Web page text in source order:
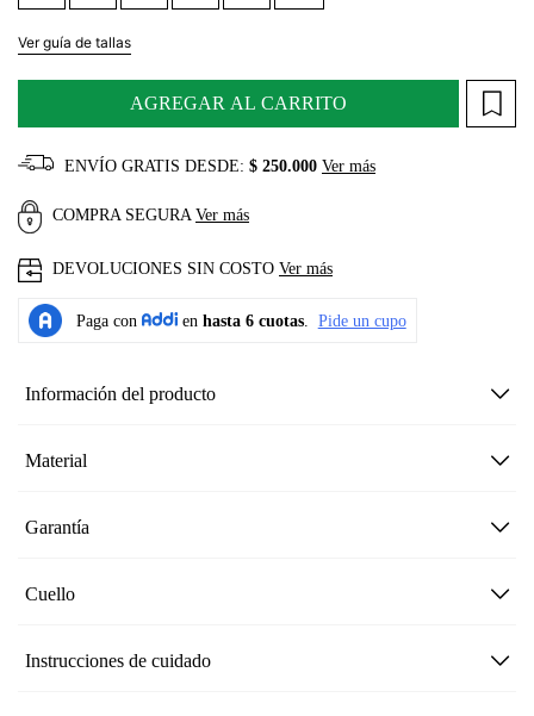
Ver guía de tallas
AGREGAR AL CARRITO
ENVÍO GRATIS DESDE: $ 250.000 Ver más
COMPRA SEGURA Ver más
DEVOLUCIONES SIN COSTO Ver más
Información del producto
Material
Garantía
Cuello
Instrucciones de cuidado